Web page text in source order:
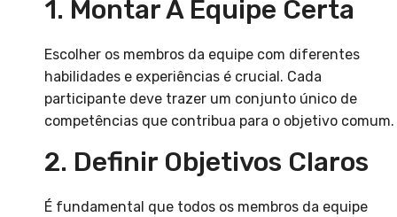
1. Montar A Equipe Certa
Escolher os membros da equipe com diferentes
habilidades e experiências é crucial. Cada
participante deve trazer um conjunto único de
competências que contribua para o objetivo comum.
2. Definir Objetivos Claros
É fundamental que todos os membros da equipe